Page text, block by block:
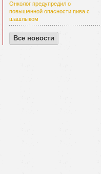
Онколог предупредил о
повышенной опасности пива с
шашлыком
Все новости